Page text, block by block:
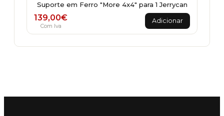
Suporte em Ferro "More 4x4" para 1 Jerrycan
139,00€
Com Iva
Adicionar